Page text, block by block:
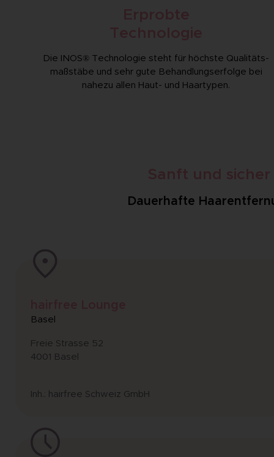
Die INOS® Technologie steht für höchste Qualitäts­
maßstäbe und sehr gute Behandlungs­erfolge bei
nahezu allen Haut- und Haartypen.
Dauerhafte
Basel
Freie Strasse 52
4001 Basel
Inh.: hairfree Schweiz GmbH